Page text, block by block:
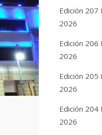
Edición 207
2026
Edición 206
2026
Edición 205
2026
Edición 204
2026